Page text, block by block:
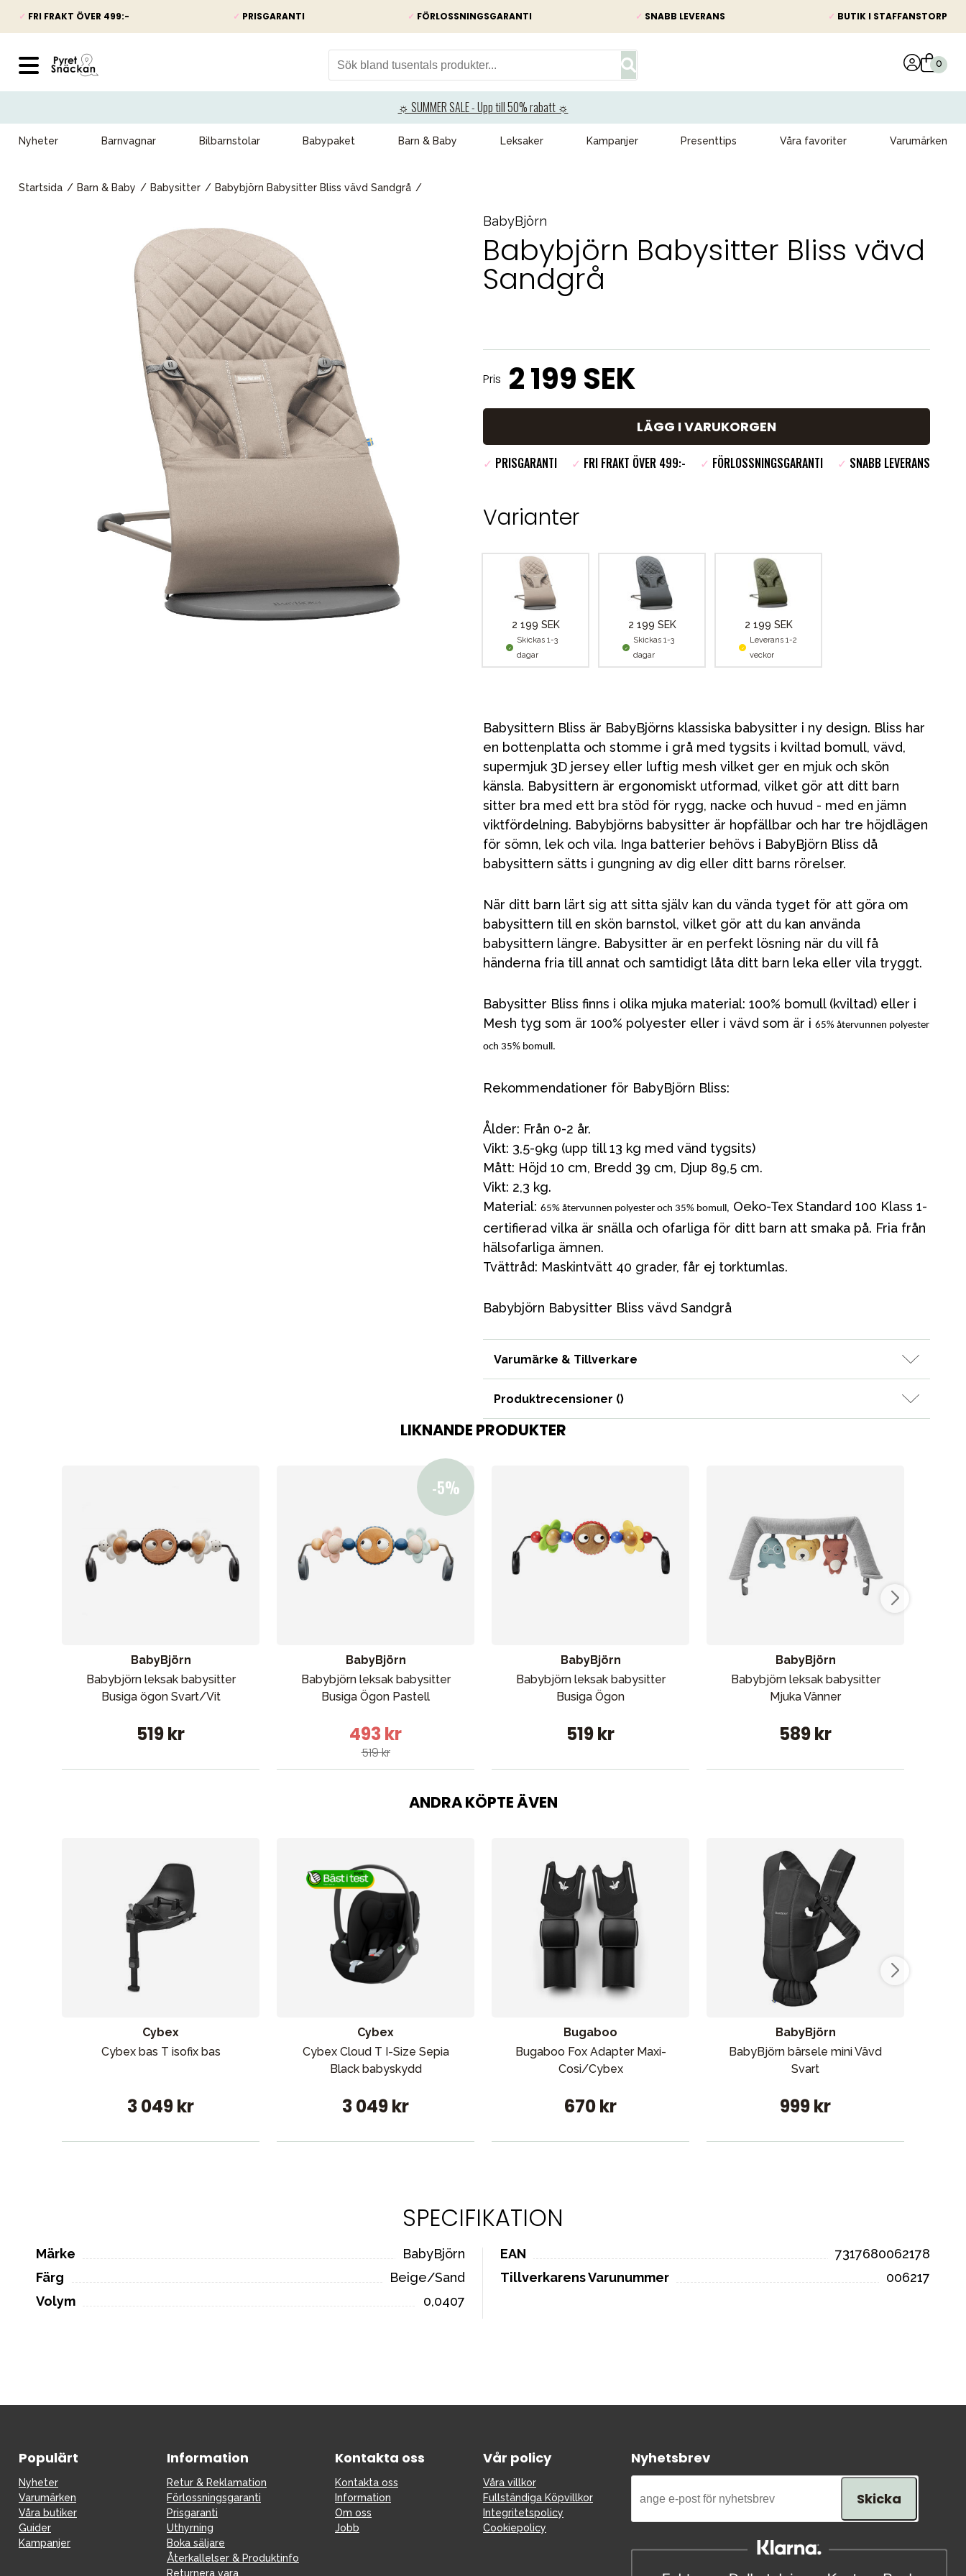
✓ FRI FRAKT ÖVER 499:- ✓ PRISGARANTI ✓ FÖRLOSSNINGSGARANTI ✓ SNABB LEVERANS ✓ BUTIK I STAFFANSTORP
☼ SUMMER SALE - Upp till 50% rabatt ☼
Nyheter Barnvagnar Bilbarnstolar Babypaket Barn & Baby Leksaker Kampanjer Presenttips Våra favoriter Varumärken
Startsida Barn & Baby Babysitter Babybjörn Babysitter Bliss vävd Sandgrå
BabyBjörn
Babybjörn Babysitter Bliss vävd
Sandgrå
Pris 2 199 SEK
LÄGG I VARUKORGEN
✓ PRISGARANTI ✓ FRI FRAKT ÖVER 499:- ✓ FÖRLOSSNINGSGARANTI ✓ SNABB LEVERANS
Varianter
2 199 SEK
Skickas 1-3
dagar
2 199 SEK
Skickas 1-3
dagar
2 199 SEK
Leverans 1-2
veckor
Babysittern Bliss är BabyBjörns klassiska babysitter i ny design. Bliss har
en bottenplatta och stomme i grå med tygsits i kviltad bomull, vävd,
supermjuk 3D jersey eller luftig mesh vilket ger en mjuk och skön
känsla. Babysittern är ergonomiskt utformad, vilket gör att ditt barn
sitter bra med ett bra stöd för rygg, nacke och huvud - med en jämn
viktfördelning. Babybjörns babysitter är hopfällbar och har tre höjdlägen
för sömn, lek och vila. Inga batterier behövs i BabyBjörn Bliss då
babysittern sätts i gungning av dig eller ditt barns rörelser.
När ditt barn lärt sig att sitta själv kan du vända tyget för att göra om
babysittern till en skön barnstol, vilket gör att du kan använda
babysittern längre. Babysitter är en perfekt lösning när du vill få
händerna fria till annat och samtidigt låta ditt barn leka eller vila tryggt.
Babysitter Bliss finns i olika mjuka material: 100% bomull (kviltad) eller i
Mesh tyg som är 100% polyester eller i vävd som är i 65% återvunnen polyester
och 35% bomull.
Rekommendationer för BabyBjörn Bliss:
Ålder: Från 0-2 år.
Vikt: 3,5-9kg (upp till 13 kg med vänd tygsits)
Mått: Höjd 10 cm, Bredd 39 cm, Djup 89,5 cm.
Vikt: 2,3 kg.
Material: 65% återvunnen polyester och 35% bomull, Oeko-Tex Standard 100 Klass 1-
certifierad vilka är snälla och ofarliga för ditt barn att smaka på. Fria från
hälsofarliga ämnen.
Tvättråd: Maskintvätt 40 grader, får ej torktumlas.
Babybjörn Babysitter Bliss vävd Sandgrå
Varumärke & Tillverkare
Produktrecensioner ()
LIKNANDE PRODUKTER
BabyBjörn
Babybjörn leksak babysitter
Busiga ögon Svart/Vit
519 kr
BabyBjörn
Babybjörn leksak babysitter
Busiga Ögon Pastell
493 kr
519 kr
BabyBjörn
Babybjörn leksak babysitter
Busiga Ögon
519 kr
BabyBjörn
Babybjörn leksak babysitter
Mjuka Vänner
589 kr
ANDRA KÖPTE ÄVEN
Cybex
Cybex bas T isofix bas
3 049 kr
Cybex
Cybex Cloud T I-Size Sepia
Black babyskydd
3 049 kr
Bugaboo
Bugaboo Fox Adapter Maxi-
Cosi/Cybex
670 kr
BabyBjörn
BabyBjörn bärsele mini Vävd
Svart
999 kr
SPECIFIKATION
Märke
BabyBjörn
Färg
Beige/Sand
Volym
0,0407
EAN
7317680062178
Tillverkarens Varunummer
006217
Populärt
Nyheter
Varumärken
Våra butiker
Guider
Kampanjer
Information
Retur & Reklamation
Förlossningsgaranti
Prisgaranti
Uthyrning
Boka säljare
Återkallelser & Produktinfo
Returnera vara
Kontakta oss
Kontakta oss
Information
Om oss
Jobb
Vår policy
Våra villkor
Fullständiga Köpvillkor
Integritetspolicy
Cookiepolicy
Nyhetsbrev
Skicka
VÅRT SORTIMENT
Förälder
Möbler & bädd
Tillbehör
Presenttips
Våra favoriter
Guider Kontakta oss